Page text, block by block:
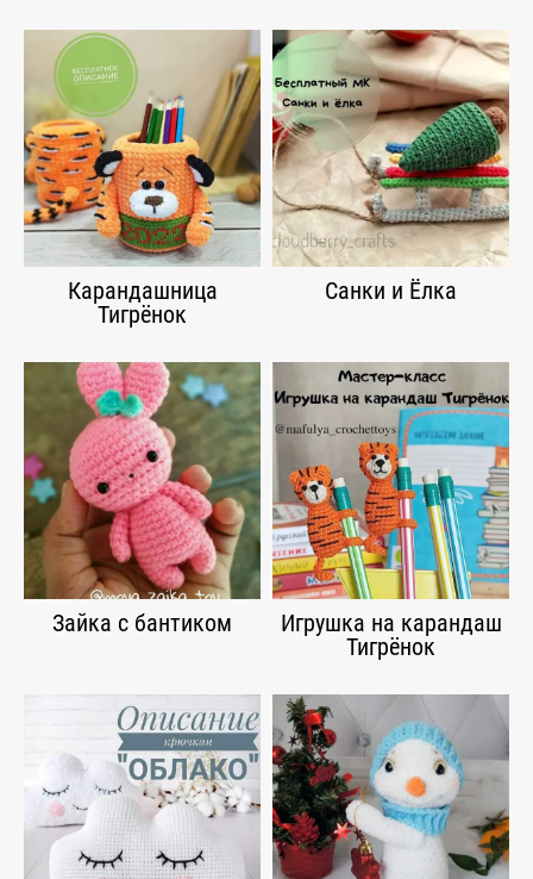
Карандашница
Тигрёнок
Санки и Ёлка
Зайка с бантиком
Игрушка на карандаш
Тигрёнок